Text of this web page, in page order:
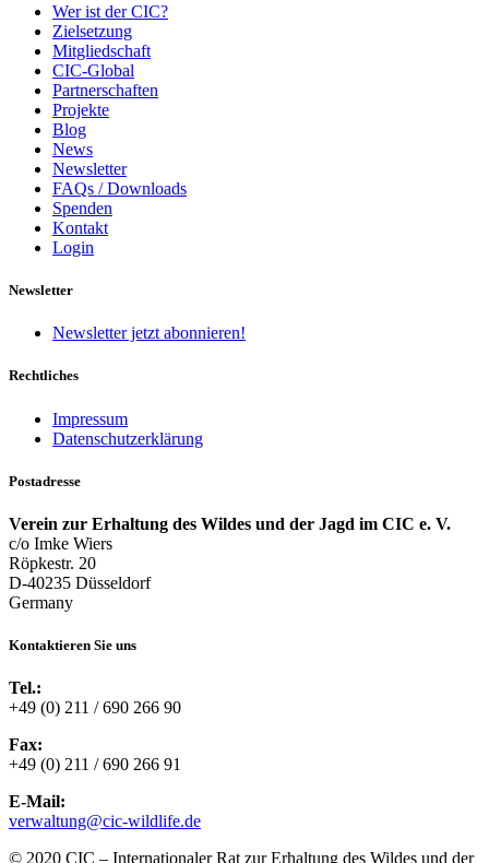
Wer ist der CIC?
Zielsetzung
Mitgliedschaft
CIC-Global
Partnerschaften
Projekte
Blog
News
Newsletter
FAQs / Downloads
Spenden
Kontakt
Login
Newsletter
Newsletter jetzt abonnieren!
Rechtliches
Impressum
Datenschutzerklärung
Postadresse
Verein zur Erhaltung des Wildes und der Jagd im CIC e. V.
c/o Imke Wiers
Röpkestr. 20
D-40235 Düsseldorf
Germany
Kontaktieren Sie uns
Tel.:
+49 (0) 211 / 690 266 90
Fax:
+49 (0) 211 / 690 266 91
E-Mail:
verwaltung@cic-wildlife.de
© 2020 CIC – Internationaler Rat zur Erhaltung des Wildes und der